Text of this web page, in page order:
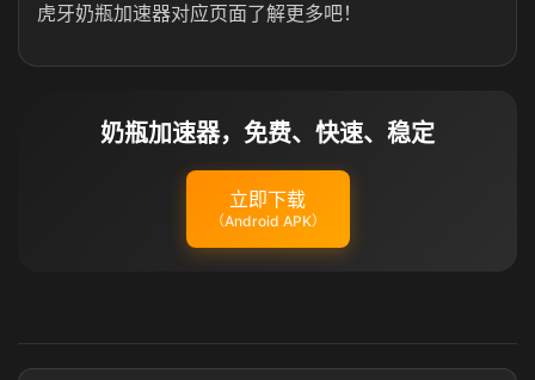
虎牙奶瓶加速器对应页面了解更多吧！
奶瓶加速器，免费、快速、稳定
立即下载
（Android APK）